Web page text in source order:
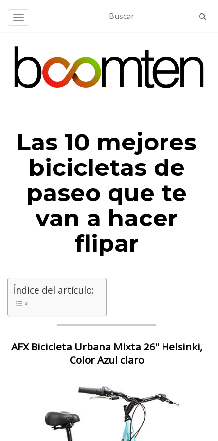
Alternar navegación
Las 10 mejores
bicicletas de
paseo que te
van a hacer
flipar
Índice del artículo:
AFX Bicicleta Urbana Mixta 26" Helsinki,
Color Azul claro